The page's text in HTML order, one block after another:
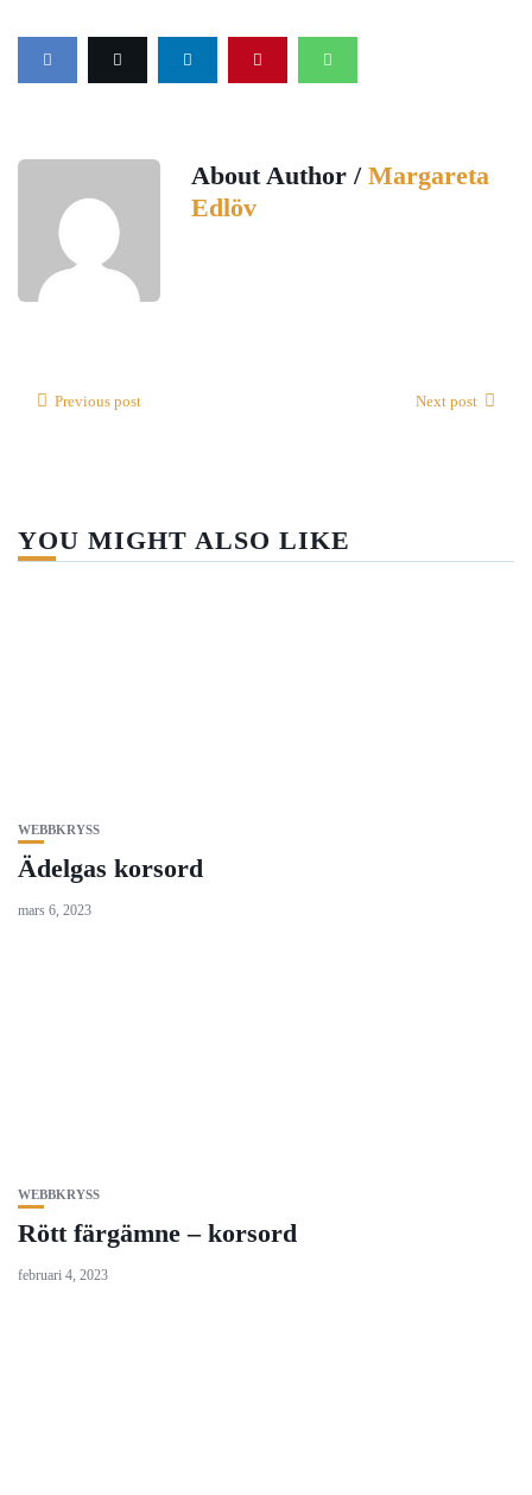
About Author / Margareta
Edlöv
Previous post Next post
YOU MIGHT ALSO LIKE
WEBBKRYSS
Ädelgas korsord
mars 6, 2023
WEBBKRYSS
Rött färgämne – korsord
februari 4, 2023